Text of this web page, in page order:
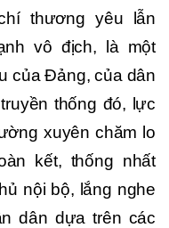
thương yêu lẫn
vô địch, là một
của Đảng, của dân
thống đó, lực
xuyên chăm lo
kết, thống nhất
nội bộ, lắng nghe
dân dựa trên các